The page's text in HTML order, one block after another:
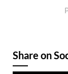
Share on